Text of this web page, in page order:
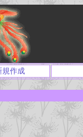
規作成